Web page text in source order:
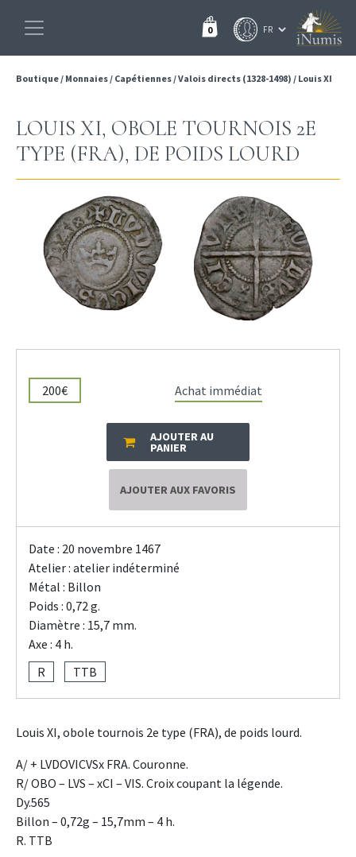
0
Boutique/ Monnaies/ Capétiennes/Valois directs (1328-1498) / Louis XI
LOUIS XI, OBOLE TOURNOIS 2E
TYPE (FRA), DE POIDS LOURD
200€ Achat immédiat
AJOUTER AU
PANIER
AJOUTER AUX FAVORIS
Date : 20 novembre 1467
Atelier : atelier indéterminé
Métal : Billon
Poids : 0,72 g.
Diamètre : 15,7 mm.
Axe : 4 h.
R
TTB
Louis XI, obole tournois 2e type (FRA), de poids lourd.
A/ + LVDOVICVSx FRA. Couronne.
R/ OBO – LVS – xCI – VIS. Croix coupant la légende.
Dy.565
Billon – 0,72g – 15,7mm – 4 h.
R. TTB